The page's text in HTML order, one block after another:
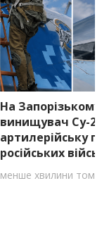
На Запорізькому
винищувач Су-27
артилерійську
російських військ
менше хвилини тому